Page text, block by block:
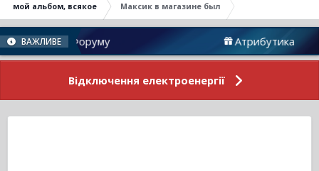
мой альбом, всякое Максик в магазине был
ВАЖЛИВЕ
Новини Форуму Атрибутика
Відключення електроенергії